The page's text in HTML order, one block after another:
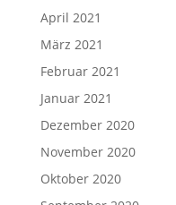
April 2021
März 2021
Februar 2021
Januar 2021
Dezember 2020
November 2020
Oktober 2020